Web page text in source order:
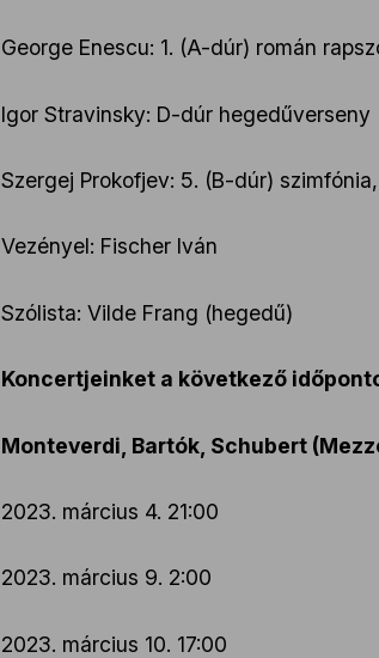
George Enescu: 1. (A-dúr) román
Igor Stravinsky: D-dúr hegedűverseny
Szergej Prokofjev: 5. (B-dúr) szimfónia,
Vezényel: Fischer Iván
Szólista: Vilde Frang (hegedű)
Koncertjeinket a következő
Monteverdi, Bartók, Schubert
2023. március 4. 21:00
2023. március 9. 2:00
2023. március 10. 17:00